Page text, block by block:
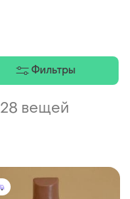
28 вещей
Фильтры